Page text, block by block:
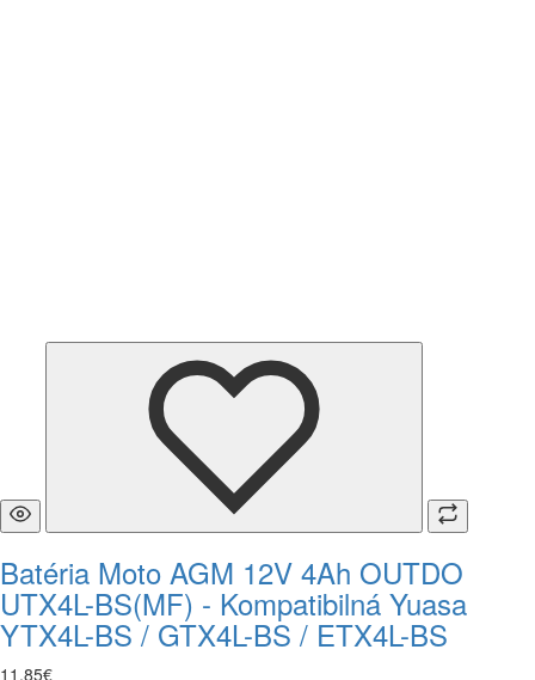
Batéria Moto AGM 12V 4Ah OUTDO
UTX4L-BS(MF) - Kompatibilná Yuasa
YTX4L-BS / GTX4L-BS / ETX4L-BS
11 ,85€